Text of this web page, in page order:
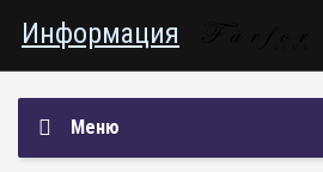
Информация
Меню